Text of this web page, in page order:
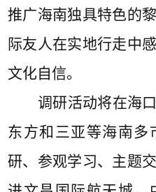
推广海南独具特色的
际友人在实地行走中
文化自信。
调研活动将在海
东方和三亚等海南多
研、参观学习、主题